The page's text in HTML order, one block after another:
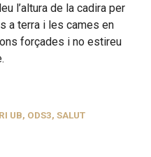
l’altura de la cadira per
a terra i les cames en
forçades i no estireu
UB, ODS3,SALUT